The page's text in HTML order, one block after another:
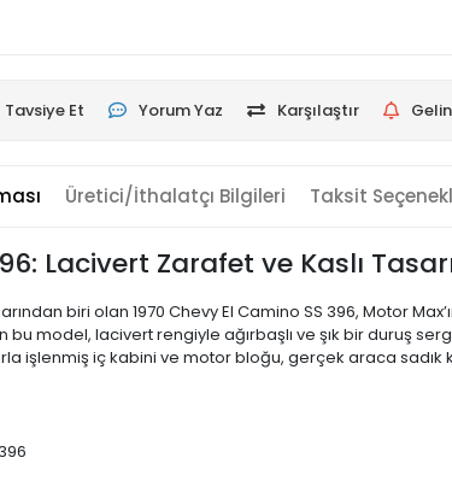
Tavsiye Et Yorum Yaz Karşılaştır
Üretici/İthalatçı Bilgileri Taksit
Lacivert Zarafet ve Kaslı
biri olan 1970 Chevy El Camino SS 396, Motor
model, lacivert rengiyle ağırbaşlı ve şık bir duruş
işlenmiş iç kabini ve motor bloğu, gerçek araca sadık